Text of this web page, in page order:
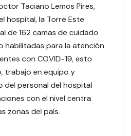
Taciano Lemos Pires,
hospital, la Torre Este
de 162 camas de cuidado
habilitadas para la atención
con COVID-19, esto
trabajo en equipo y
del personal del hospital
con el nivel centra
zonas del país.